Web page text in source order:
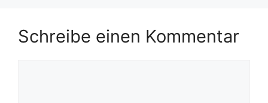
Schreibe einen Kommentar